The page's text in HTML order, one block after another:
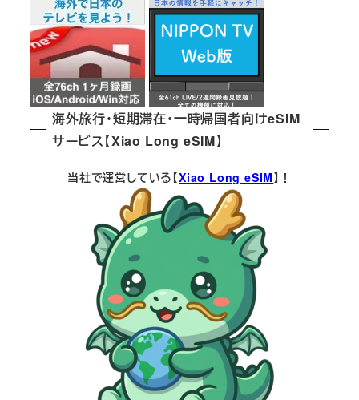
海外旅行・短期滞在・一時帰国者向けeSIM
サービス【Xiao Long eSIM】
当社で運営している【Xiao Long eSIM】！